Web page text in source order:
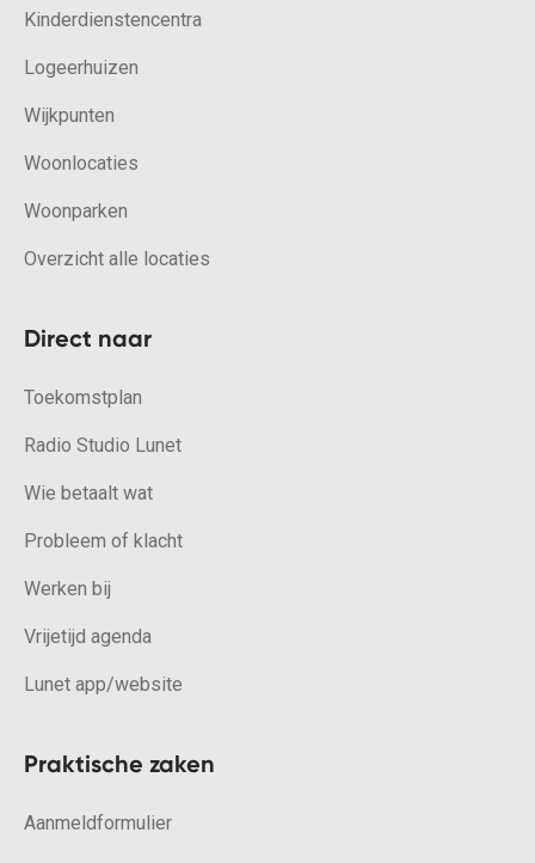
Kinderdienstencentra
Logeerhuizen
Wijkpunten
Woonlocaties
Woonparken
Overzicht alle locaties
Direct naar
Toekomstplan
Radio Studio Lunet
Wie betaalt wat
Probleem of klacht
Werken bij
Vrijetijd agenda
Lunet app/website
Praktische zaken
Aanmeldformulier